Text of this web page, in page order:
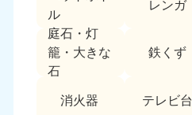
ル
レンガ
庭石・灯
籠・大きな
石
鉄くず
消火器 テレビ台
中国
岡山県
050-1881-5146
9:00〜19:00 年中無休